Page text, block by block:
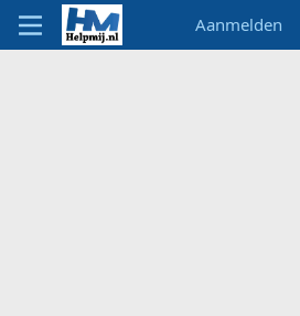
Aanmelden